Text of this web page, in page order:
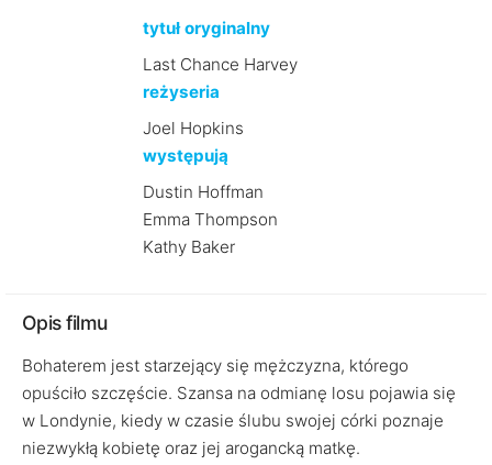
tytuł oryginalny
Last Chance Harvey
reżyseria
Joel Hopkins
występują
Dustin Hoffman
Emma Thompson
Kathy Baker
Opis filmu
Bohaterem jest starzejący się mężczyzna, którego
opuściło szczęście. Szansa na odmianę losu pojawia się
w Londynie, kiedy w czasie ślubu swojej córki poznaje
niezwykłą kobietę oraz jej arogancką matkę.